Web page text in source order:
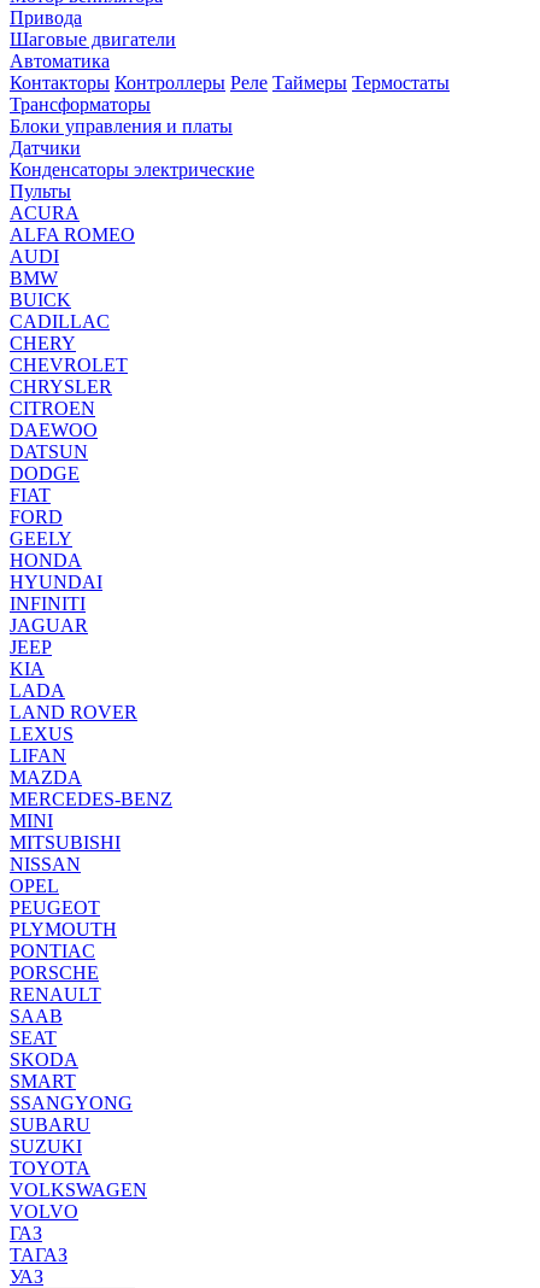
Привода
Шаговые двигатели
Автоматика
Контакторы Контроллеры Реле Таймеры Термостаты
Трансформаторы
Блоки управления и платы
Датчики
Конденсаторы электрические
Пульты
ACURA
ALFA ROMEO
AUDI
BMW
BUICK
CADILLAC
CHERY
CHEVROLET
CHRYSLER
CITROEN
DAEWOO
DATSUN
DODGE
FIAT
FORD
GEELY
HONDA
HYUNDAI
INFINITI
JAGUAR
JEEP
KIA
LADA
LAND ROVER
LEXUS
LIFAN
MAZDA
MERCEDES-BENZ
MINI
MITSUBISHI
NISSAN
OPEL
PEUGEOT
PLYMOUTH
PONTIAC
PORSCHE
RENAULT
SAAB
SEAT
SKODA
SMART
SSANGYONG
SUBARU
SUZUKI
TOYOTA
VOLKSWAGEN
VOLVO
ГАЗ
ТАГАЗ
УАЗ